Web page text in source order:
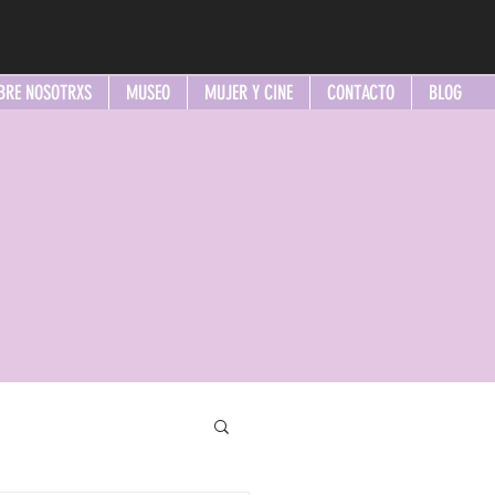
NOSOTRXS MUSEO MUJER Y CINE CONTACTO BLOG